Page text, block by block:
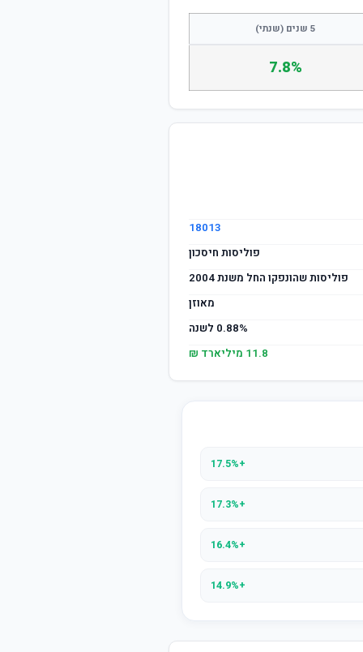
5 שנים (שנתי)
7.8%
18013
פוליסות חיסכון
פוליסות שהונפקו החל משנת 2004
מאוזן
0.88% לשנה
11.8 מיליארד ₪
+17.5%
+17.3%
+16.4%
+14.9%